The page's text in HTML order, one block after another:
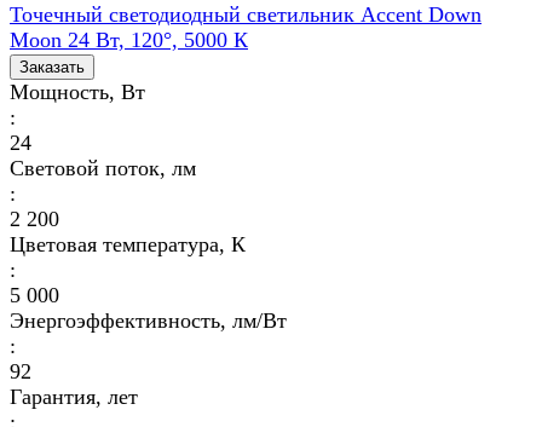
Точечный светодиодный светильник Accent Down
Moon 24 Вт, 120°, 5000 К
Заказать
Мощность, Вт
:
24
Световой поток, лм
:
2 200
Цветовая температура, К
:
5 000
Энергоэффективность, лм/Вт
:
92
Гарантия, лет
: